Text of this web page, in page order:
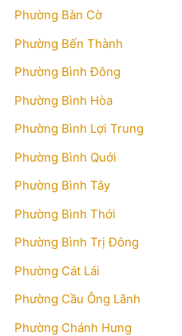
Phường Bàn Cờ
Phường Bến Thành
Phường Bình Đông
Phường Bình Hòa
Phường Bình Lợi Trung
Phường Bình Quới
Phường Bình Tây
Phường Bình Thới
Phường Bình Trị Đông
Phường Cát Lái
Phường Cầu Ông Lãnh
Phường Chánh Hưng